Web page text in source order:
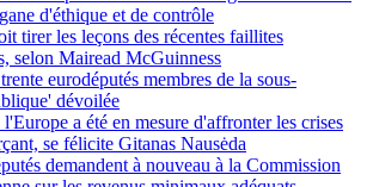
d'éthique et de contrôle
tirer les leçons des récentes faillites
selon Mairead McGuinness
eurodéputés membres de la sous-
dévoilée
l'Europe a été en mesure d'affronter les crises
se félicite Gitanas Nausėda
demandent à nouveau à la Commission